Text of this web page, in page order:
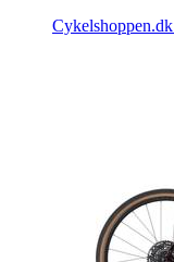
Cykelshoppen.dk